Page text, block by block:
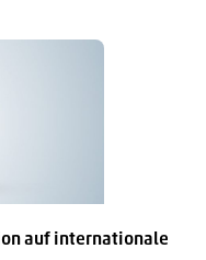
auf internationale